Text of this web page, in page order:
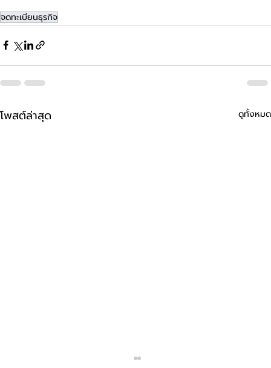
จดทะเบียนธุรกิจ
โพสต์ล่าสุด ดูทั้งหมด